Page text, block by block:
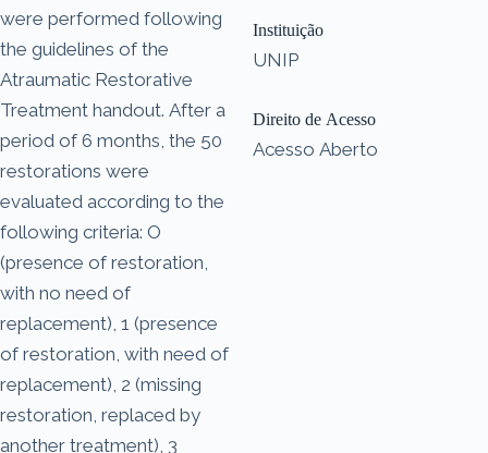
were performed following
the guidelines of the
Atraumatic Restorative
Treatment handout. After a
period of 6 months, the 50
restorations were
evaluated according to the
following criteria: O
(presence of restoration,
with no need of
replacement), 1 (presence
of restoration, with need of
replacement), 2 (missing
restoration, replaced by
another treatment), 3
Instituição
UNIP
Direito de Acesso
Acesso Aberto